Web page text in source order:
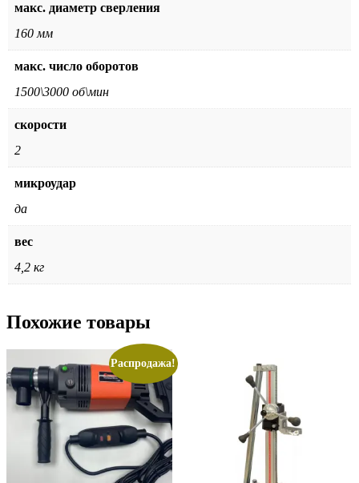
макс. диаметр сверления
160 мм
макс. число оборотов
1500\3000 об\мин
скорости
2
микроудар
да
вес
4,2 кг
Похожие товары
Распродажа!